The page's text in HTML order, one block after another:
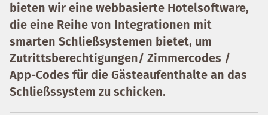
bieten wir eine webbasierte Hotelsoftware,
die eine Reihe von Integrationen mit
smarten Schließsystemen bietet, um
Zutrittsberechtigungen/ Zimmercodes /
App-Codes für die Gästeaufenthalte an das
Schließssystem zu schicken.